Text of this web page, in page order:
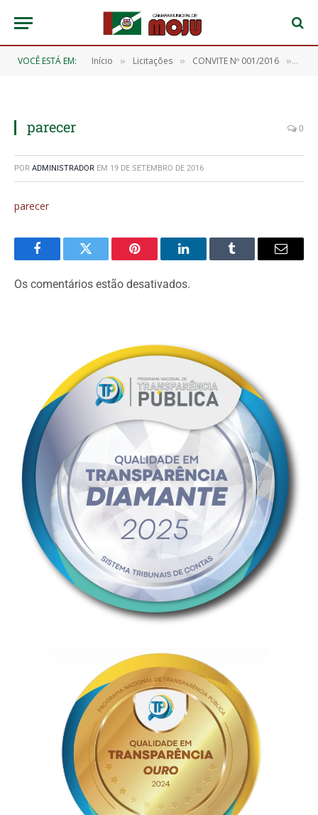
VOCÊ ESTÁ EM: Início » Licitações » CONVITE Nº 001/2016 »
parecer 0
POR ADMINISTRADOR EM 19 DE SETEMBRO DE 2016
parecer
FacebookTwitter Pinterest O
LinkedIn
Tumblr
E-
Os comentários estão desativados.